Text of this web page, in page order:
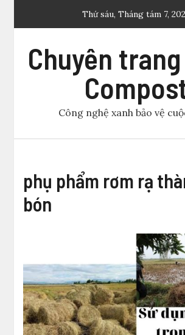
Thứ sáu, Tháng tám 7,
Chuyên
Công nghệ xanh bảo vệ
phụ phẩm rơm rạ
bón